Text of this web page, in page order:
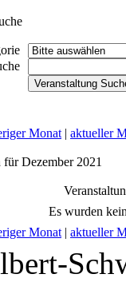
Monat | aktueller
für Dezember 2021
Es wurden
Monat | aktueller